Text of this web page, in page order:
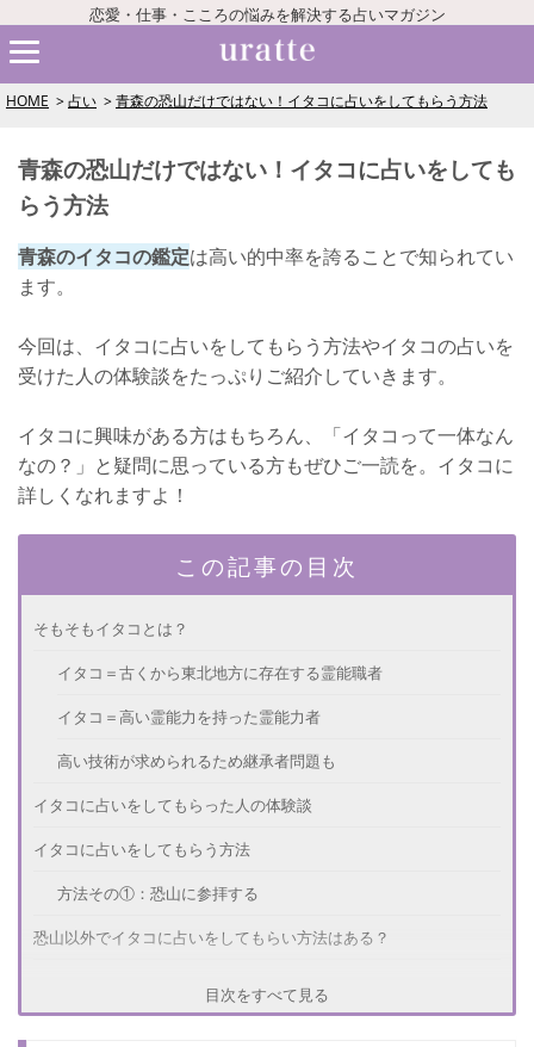
恋愛・仕事・こころの悩みを解決する占いマガジン
HOME 占い 青森の恐山だけではない！イタコに占いをしてもらう方法
青森の恐山だけではない！イタコに占いをしても
らう方法
青森のイタコの鑑定は高い的中率を誇ることで知られてい
ます。
今回は、イタコに占いをしてもらう方法やイタコの占いを
受けた人の体験談をたっぷりご紹介していきます。
イタコに興味がある方はもちろん、「イタコって一体なん
なの？」と疑問に思っている方もぜひご一読を。イタコに
詳しくなれますよ！
この記事の目次
そもそもイタコとは？
イタコ＝古くから東北地方に存在する霊能職者
イタコ＝高い霊能力を持った霊能力者
高い技術が求められるため継承者問題も
イタコに占いをしてもらった人の体験談
イタコに占いをしてもらう方法
方法その①：恐山に参拝する
恐山以外でイタコに占いをしてもらい方法はある？
目次をすべて見る